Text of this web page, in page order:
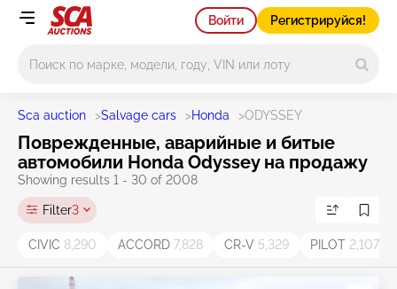
Войти Регистрируйся!
Sca auction >Salvage cars >Honda >ODYSSEY
Поврежденные, аварийные и битые
автомобили Honda Odyssey на продажу
Showing results 1 - 30 of 2008
Filter3
CIVIC 8,290 ACCORD 7,828 CR-V 5,329 PILOT 2,107